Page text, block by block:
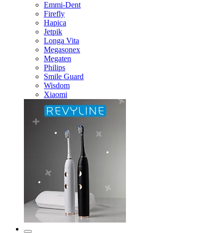
Emmi-Dent
Firefly
Hapica
Jetpik
Longa Vita
Megasonex
Megaten
Philips
Smile Guard
Wisdom
Xiaomi